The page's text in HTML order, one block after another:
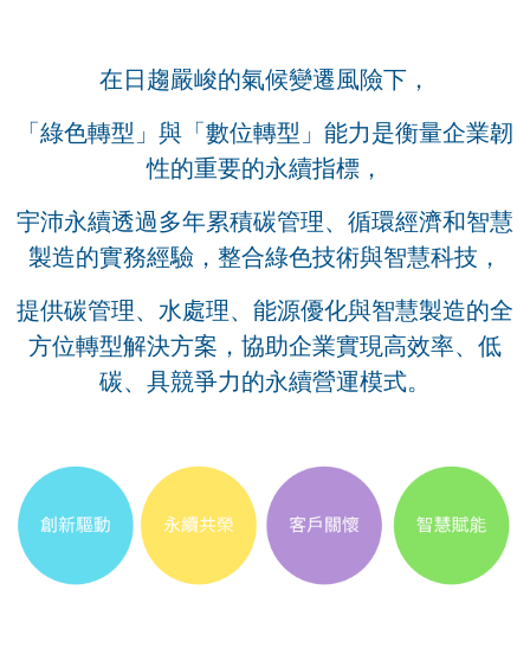
在日趨嚴峻的氣候變遷風險下，
「綠色轉型」與「數位轉型」能力是衡量企業韌
性的重要的永續指標，
宇沛永續透過多年累積碳管理、循環經濟和智慧
製造的實務經驗，整合綠色技術與智慧科技，
提供碳管理、水處理、能源優化與智慧製造的全
方位轉型解決方案，協助企業實現高效率、低
碳、具競爭力的永續營運模式。